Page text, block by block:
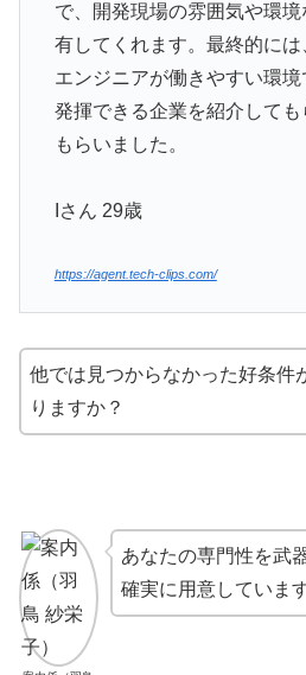
で、開発現場の雰囲気や環
有してくれます。最終的に
エンジニアが働きやすい環
発揮できる企業を紹介して
もらいました。
Iさん 29歳
https://agent.tech-clips.com/
他では見つからなかった好条件
りますか？
あなたの専門性を武
確実に用意していま